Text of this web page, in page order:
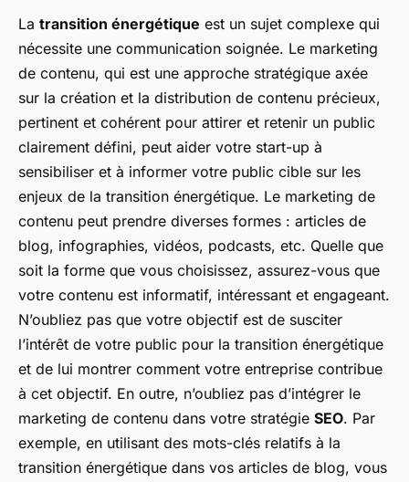
La transition énergétique est un sujet complexe qui
nécessite une communication soignée. Le marketing
de contenu, qui est une approche stratégique axée
sur la création et la distribution de contenu précieux,
pertinent et cohérent pour attirer et retenir un public
clairement défini, peut aider votre start-up à
sensibiliser et à informer votre public cible sur les
enjeux de la transition énergétique. Le marketing de
contenu peut prendre diverses formes : articles de
blog, infographies, vidéos, podcasts, etc. Quelle que
soit la forme que vous choisissez, assurez-vous que
votre contenu est informatif, intéressant et engageant.
N’oubliez pas que votre objectif est de susciter
l’intérêt de votre public pour la transition énergétique
et de lui montrer comment votre entreprise contribue
à cet objectif. En outre, n’oubliez pas d’intégrer le
marketing de contenu dans votre stratégie SEO. Par
exemple, en utilisant des mots-clés relatifs à la
transition énergétique dans vos articles de blog, vous